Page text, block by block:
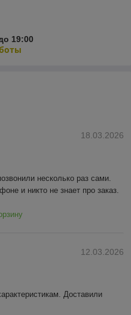
19:00
18.03.2026
несколько раз сами.
и никто не знает про заказ.
12.03.2026
Доставили